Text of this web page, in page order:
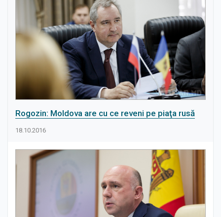
Rogozin: Moldova are cu ce reveni pe piaţa rusă
18.10.2016